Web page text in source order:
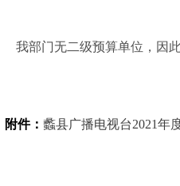
我部门无二级预算单位，因
附件： 蠡县广播电视台2021年